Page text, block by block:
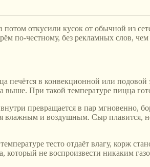
откусили кусок от обычной из
по-честному, без рекламных слов,
печётся в конвекционной или
выше. При такой температуре пицца
превращается в пар
и воздушным. Сыр плавится,
тесто отдаёт влагу, корж
не воспроизвести никаким